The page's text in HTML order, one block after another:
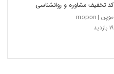
کد تخفیف مشاوره و روانشناسی
موپن | mopon
۱۹ بازدید